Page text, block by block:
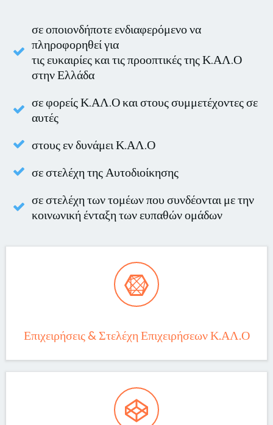
σε οποιονδήποτε ενδιαφερόμενο να
πληροφορηθεί για
τις ευκαιρίες και τις προοπτικές της Κ.ΑΛ.Ο
στην Ελλάδα
σε φορείς Κ.ΑΛ.Ο και στους συμμετέχοντες σε
αυτές
στους εν δυνάμει Κ.ΑΛ.Ο
σε στελέχη της Αυτοδιοίκησης
σε στελέχη των τομέων που συνδέονται με την
κοινωνική ένταξη των ευπαθών ομάδων
Επιχειρήσεις & Στελέχη Επιχειρήσεων Κ.ΑΛ.Ο